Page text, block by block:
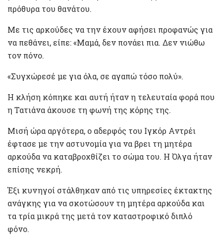
πρόθυρα του θανάτου.
Με τις αρκούδες να την έχουν αφήσει προφανώς για
να πεθάνει, είπε: «Μαμά, δεν πονάει πια. Δεν νιώθω
τον πόνο.
«Συγχώρεσέ με για όλα, σε αγαπώ τόσο πολύ».
Η κλήση κόπηκε και αυτή ήταν η τελευταία φορά που
η Τατιάνα άκουσε τη φωνή της κόρης της.
Μισή ώρα αργότερα, ο αδερφός του Ιγκόρ Αντρέι
έφτασε με την αστυνομία για να βρει τη μητέρα
αρκούδα να καταβροχθίζει το σώμα του. Η Όλγα ήταν
επίσης νεκρή.
Έξι κυνηγοί στάλθηκαν από τις υπηρεσίες έκτακτης
ανάγκης για να σκοτώσουν τη μητέρα αρκούδα και
τα τρία μικρά της μετά τον καταστροφικό διπλό
φόνο.